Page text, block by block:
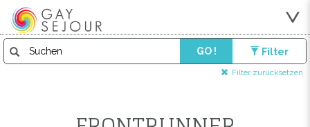
GO ! Filter
Filter zurücksetzen